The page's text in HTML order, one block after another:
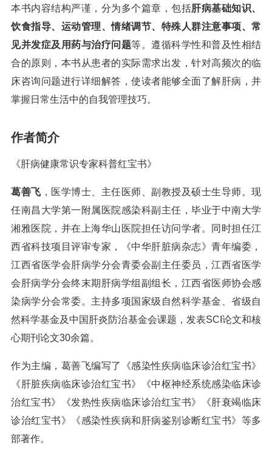
本书内容结构严谨，分为多个篇章，包括肝病基础知识、
饮食指导、运动管理、情绪调节、特殊人群注意事项、常
见并发症及用药与治疗问题等。遵循科学性和普及性相结
合的原则，本书从患者的实际需求出发，针对高频次的临
床咨询问题进行详细解答，使读者能够全面了解肝病，并
掌握日常生活中的自我管理技巧。
作者简介
《肝病健康常识专家科普红宝书》
葛善飞 ，医学博士、主任医师、副教授及硕士生导师。现
任南昌大学第一附属医院感染科副主任，毕业于中南大学
湘雅医院，并在上海华山医院担任访问学者。同时担任江
西省科技项目评审专家，《中华肝脏病杂志》青年编委，
江西省医学会肝病学分会青委会副主任委员，江西省医学
会肝病学分会终末期肝病学组副组长，江西省医师协会感
染病学分会常委。主持多项国家级自然科学基金、省级自
然科学基金及中国肝炎防治基金会课题，发表SCI论文和核
心期刊论文30余篇。
作为主编，葛善飞编写了《感染性疾病临床诊治红宝书》
《肝脏疾病临床诊治红宝书》《中枢神经系统感染临床诊
治红宝书》《发热性疾病临床诊治红宝书》《肝衰竭临床
诊治红宝书》《感染性疾病和肝病鉴别诊断红宝书》等多
部著作。